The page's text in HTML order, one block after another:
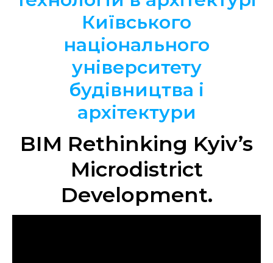
Київського
національного
університету
будівництва і
архітектури
BIM Rethinking Kyiv’s
Microdistrict
Development.